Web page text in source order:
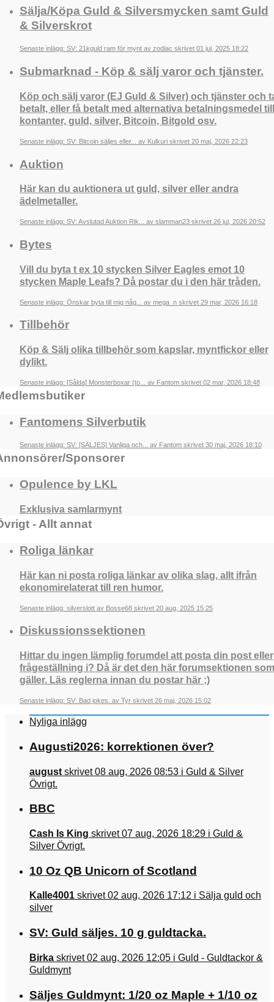
Sälja/Köpa Guld & Silversmycken samt Guld
& Silverskrot
Senaste inlägg: SV: 21kguld ram för mynt av zodiac skrivet 01 jul, 2025 18:22
Submarknad - Köp & sälj varor och tjänster.
Köp och sälj varor (EJ Guld & Silver) och tjänster och
betalt, eller få betalt med alternativa betalningsmedel till
kontanter, guld, silver, Bitcoin, Bitgold osv.
Senaste inlägg: SV: Bitcoin säljes eller... av Kulkuri skrivet 20 maj, 2026 22:23
Auktion
Här kan du auktionera ut guld, silver eller andra
ädelmetaller.
Senaste inlägg: SV: Avslutad Auktion Rik... av slamman23 skrivet 26 jul, 2026 20:52
Bytes
Vill du byta t ex 10 stycken Silver Eagles emot 10
stycken Maple Leafs? Då postar du i den här tråden.
Senaste inlägg: Önskar byta till mig någ... av mega_n skrivet 29 mar, 2026 16:18
Tillbehör
Köp & Sälj olika tillbehör som kapslar, myntfickor eller
dylikt.
Senaste inlägg: [Sålda] Monsterboxar (to... av Fantom skrivet 02 mar, 2026 18:48
Fantomens Silverbutik
Senaste inlägg: SV: [SÄLJES] Vanliga och... av Fantom skrivet 30 maj, 2026 18:10
Sponsorer
Opulence by LKL
Exklusiva samlarmynt
- Allt annat
Roliga länkar
Här kan ni posta roliga länkar av olika slag, allt ifrån
ekonomirelaterat till ren humor.
Senaste inlägg: silverslott av Bosse68 skrivet 20 aug, 2025 15:25
Diskussionssektionen
Hittar du ingen lämplig forumdel att posta din post eller
frågeställning i? Då är det den här forumsektionen som
gäller. Läs reglerna innan du postar här ;)
Senaste inlägg: SV: Bad jokes. av Tyr skrivet 26 maj, 2026 15:02
Nyliga inlägg
Augusti2026: korrektionen över?
august skrivet 08 aug, 2026 08:53 i Guld & Silver
Övrigt.
BBC
Cash Is King skrivet 07 aug, 2026 18:29 i Guld &
Silver Övrigt.
10 Oz QB Unicorn of Scotland
Kalle4001 skrivet 02 aug, 2026 17:12 i Sälja guld och
silver
SV: Guld säljes. 10 g guldtacka.
Birka skrivet 02 aug, 2026 12:05 i Guld - Guldtackor &
Guldmynt
Säljes Guldmynt: 1/20 oz Maple + 1/10 oz